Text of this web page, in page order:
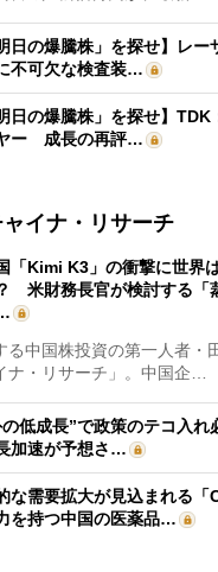
日の爆騰株」を探せ】レ
不可欠な検査装…
日の爆騰株」を探せ】
ー 成長の再評…
イナ・リサーチ
「Kimi K3」の衝撃に世界
米財務長官が検討する「
中国株投資の第一人者・
ナ・リサーチ」。中国企…
の低成長”で政策のテコ入
加速が予想さ…
な需要拡大が見込まれる「
を持つ中国の医薬品…